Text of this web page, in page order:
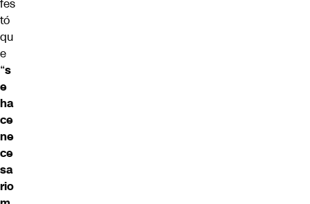
fes
tó
qu
e
“s
e
ha
ce
ne
ce
sa
rio